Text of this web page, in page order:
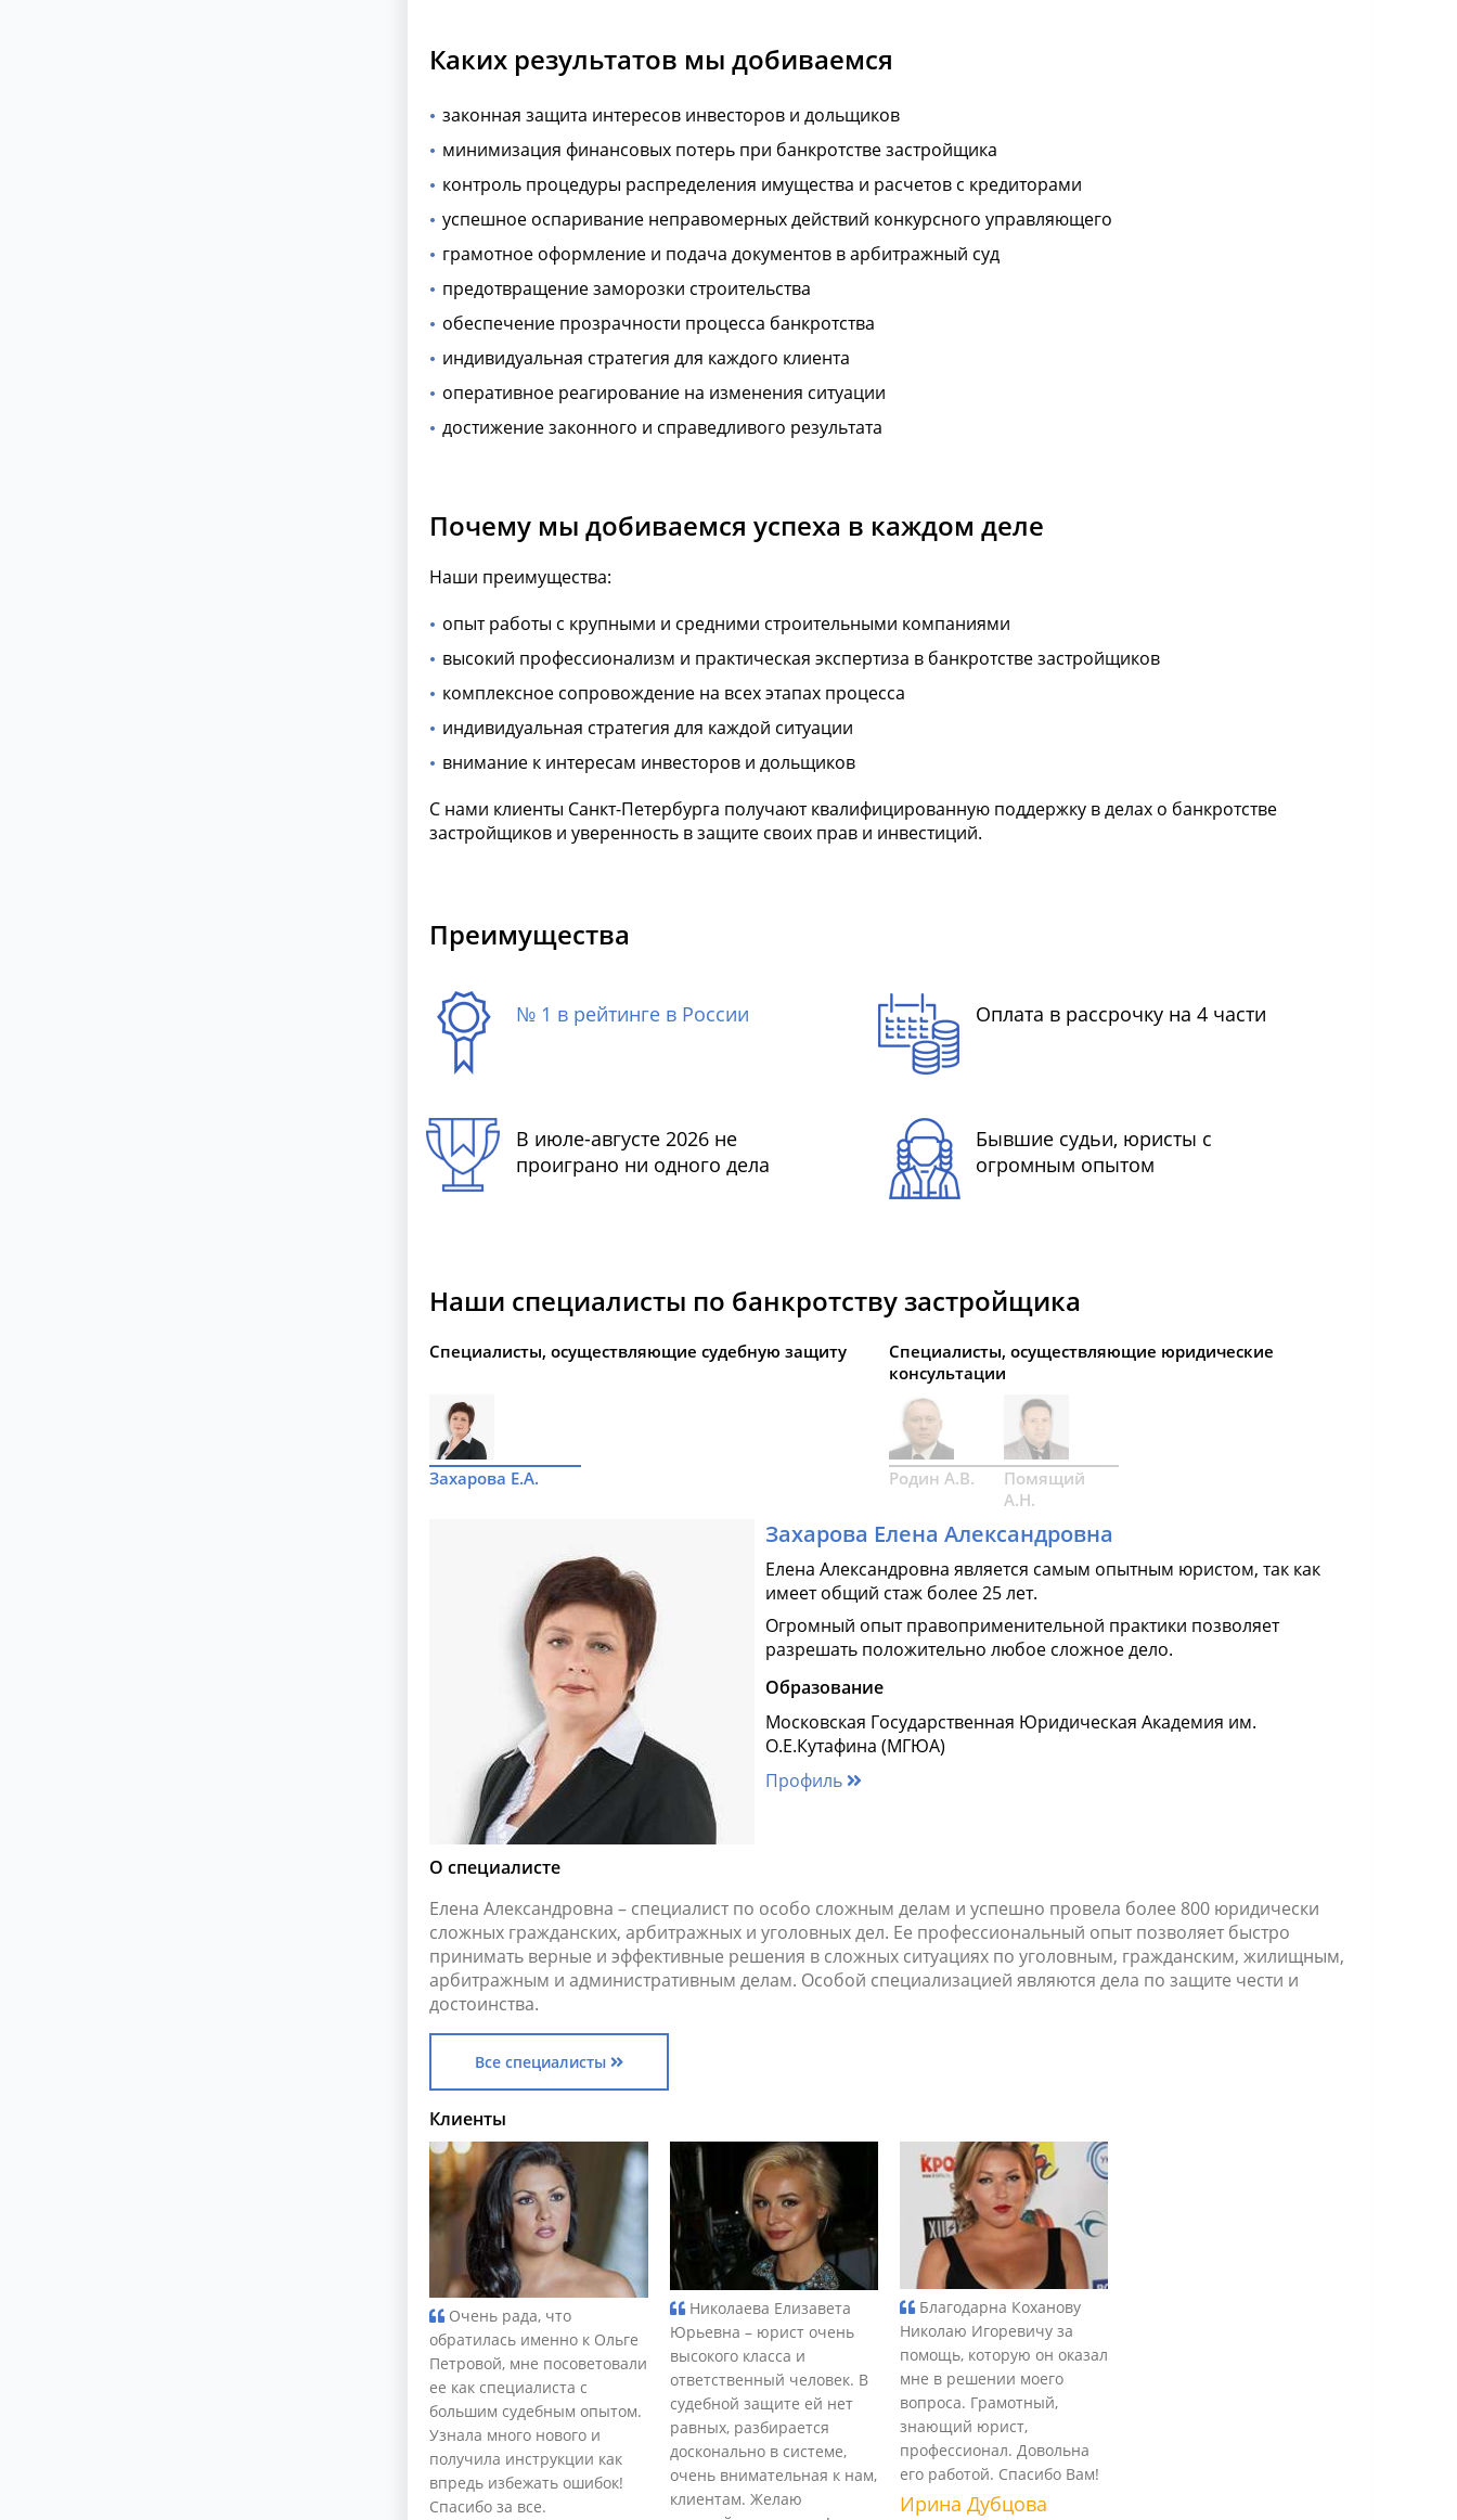
Каких результатов мы добиваемся
законная защита интересов инвесторов и дольщиков
минимизация финансовых потерь при банкротстве застройщика
контроль процедуры распределения имущества и расчетов с кредиторами
успешное оспаривание неправомерных действий конкурсного управляющего
грамотное оформление и подача документов в арбитражный суд
предотвращение заморозки строительства
обеспечение прозрачности процесса банкротства
индивидуальная стратегия для каждого клиента
оперативное реагирование на изменения ситуации
достижение законного и справедливого результата
Почему мы добиваемся успеха в каждом деле
Наши преимущества:
опыт работы с крупными и средними строительными компаниями
высокий профессионализм и практическая экспертиза в банкротстве застройщиков
комплексное сопровождение на всех этапах процесса
индивидуальная стратегия для каждой ситуации
внимание к интересам инвесторов и дольщиков
С нами клиенты Санкт-Петербурга получают квалифицированную поддержку в делах о банкротстве
застройщиков и уверенность в защите своих прав и инвестиций.
Преимущества
№ 1 в рейтинге в России Оплата в рассрочку на 4 части
В июле-августе 2026 не
проиграно ни одного дела
Бывшие судьи, юристы с
огромным опытом
Наши специалисты по банкротству застройщика
Специалисты, осуществляющие судебную защиту
Захарова Е.А.
Специалисты, осуществляющие юридические
консультации
Родин А.В.
Помящий
А.Н.
Захарова Елена Александровна
Елена Александровна является самым опытным юристом, так как
имеет общий стаж более 25 лет.
Огромный опыт правоприменительной практики позволяет
разрешать положительно любое сложное дело.
Образование
Московская Государственная Юридическая Академия им.
О.Е.Кутафина (МГЮА)
Профиль
О специалисте
Елена Александровна – специалист по особо сложным делам и успешно провела более 800 юридически
сложных гражданских, арбитражных и уголовных дел. Ее профессиональный опыт позволяет быстро
принимать верные и эффективные решения в сложных ситуациях по уголовным, гражданским, жилищным,
арбитражным и административным делам. Особой специализацией являются дела по защите чести и
достоинства.
Все специалисты
Клиенты
Очень рада, что
обратилась именно к Ольге
Петровой, мне посоветовали
ее как специалиста с
большим судебным опытом.
Узнала много нового и
получила инструкции как
впредь избежать ошибок!
Спасибо за все.
Николаева Елизавета
Юрьевна – юрист очень
высокого класса и
ответственный человек. В
судебной защите ей нет
равных, разбирается
досконально в системе,
очень внимательная к нам,
клиентам. Желаю
Благодарна Коханову
Николаю Игоревичу за
помощь, которую он оказал
мне в решении моего
вопроса. Грамотный,
знающий юрист,
профессионал. Довольна
его работой. Спасибо Вам!
Ирина Дубцова